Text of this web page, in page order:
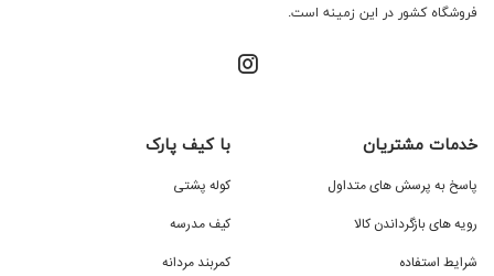
فروشگاه کشور در این زمینه است.
خدمات مشتریان
پاسخ به پرسش های متداول
رویه های بازگرداندن کالا
شرایط استفاده
با کیف پارک
کوله پشتی
کیف مدرسه
کمربند مردانه